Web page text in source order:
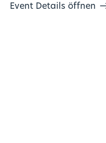
Event Details öffnen